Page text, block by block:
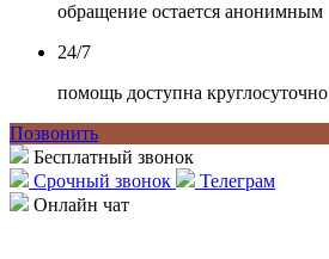
обращение остается анонимным
24/7
помощь доступна круглосуточно
Позвонить
Бесплатный звонок
Срочный звонок
Телеграм
Онлайн чат